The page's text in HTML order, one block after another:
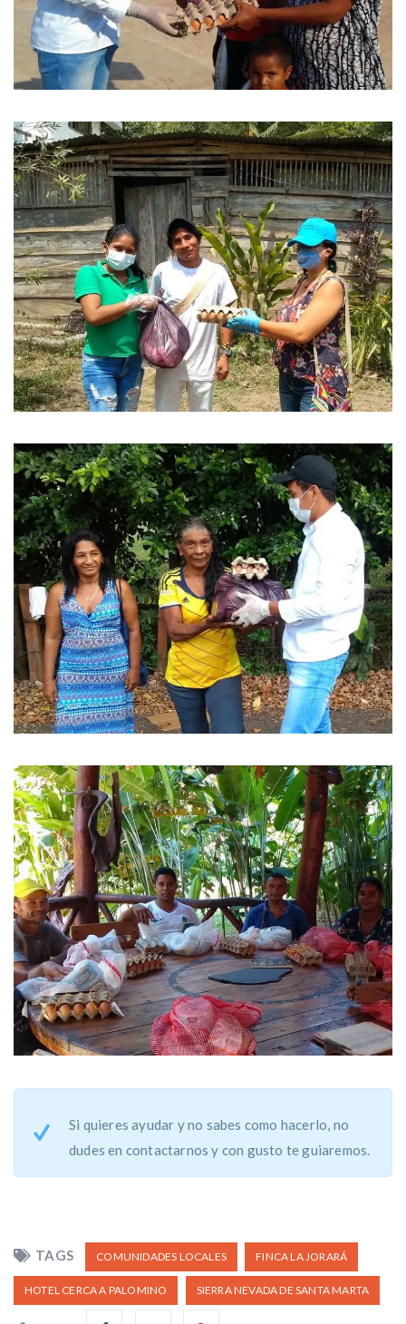
Si quieres ayudar y no sabes como hacerlo, no
dudes en contactarnos y con gusto te guiaremos.
TAGS COMUNIDADES LOCALES FINCA LA JORARÁ
HOTEL CERCA A PALOMINO SIERRA NEVADA DE SANTA MARTA